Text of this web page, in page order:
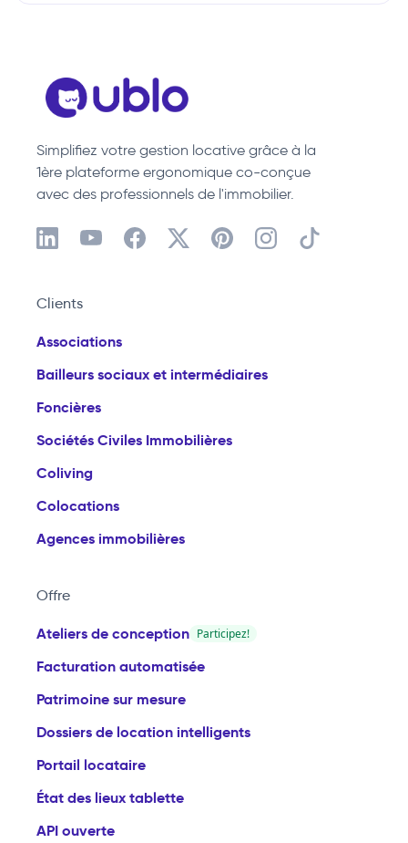
Simplifiez votre gestion locative grâce à la
1ère plateforme ergonomique co-conçue
avec des professionnels de l'immobilier.
Clients
Associations
Bailleurs sociaux et intermédiaires
Foncières
Sociétés Civiles Immobilières
Coliving
Colocations
Agences immobilières
Offre
Ateliers de conception Participez!
Facturation automatisée
Patrimoine sur mesure
Dossiers de location intelligents
Portail locataire
État des lieux tablette
API ouverte